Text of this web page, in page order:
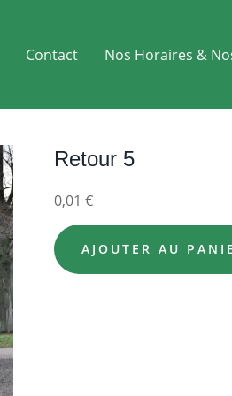
Contact Nos Horaires &
Retour 5
0,01 €
AJOUTER AU